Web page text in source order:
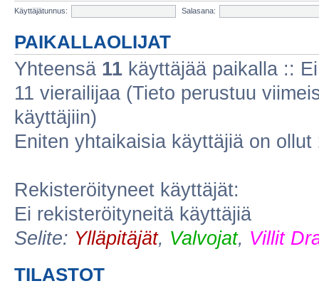
Käyttäjätunnus:
Salasana:
PAIKALLAOLIJAT
Yhteensä 11 käyttäjää paikalla ::
11 vierailijaa (Tieto perustuu
käyttäjiin)
Eniten yhtaikaisia käyttäjiä on ollut
Rekisteröityneet käyttäjät:
Ei rekisteröityneitä käyttäjiä
Selite: Ylläpitäjät, Valvojat, Villit
TILASTOT